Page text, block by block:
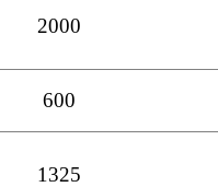
2000
600
1325